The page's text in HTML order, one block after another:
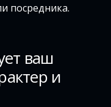
посредника.
ваш
и